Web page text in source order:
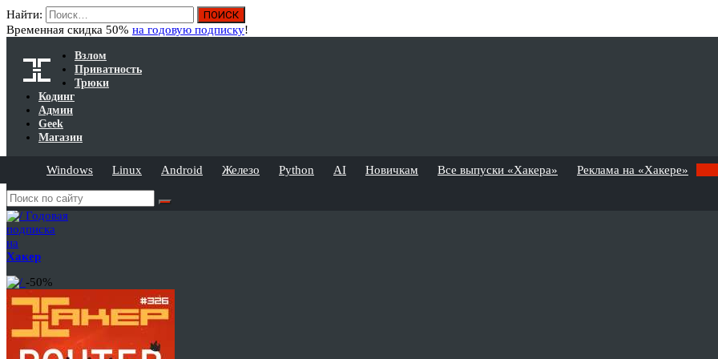
Найти:
Временная скидка 50% на годовую подписку!
Взлом
Приватность
Трюки
Кодинг
Админ
Geek
Магазин
Windows Linux Android Железо Python AI Новичкам Все выпуски «Хакера» Реклама на «Хакере»
Годовая
подписка
на
Хакер
-50%